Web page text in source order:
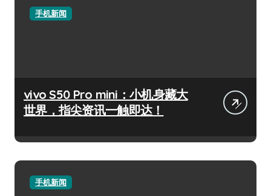
手机新闻
vivo S50 Pro mini：小机身藏大
世界，指尖资讯一触即达！
手机新闻